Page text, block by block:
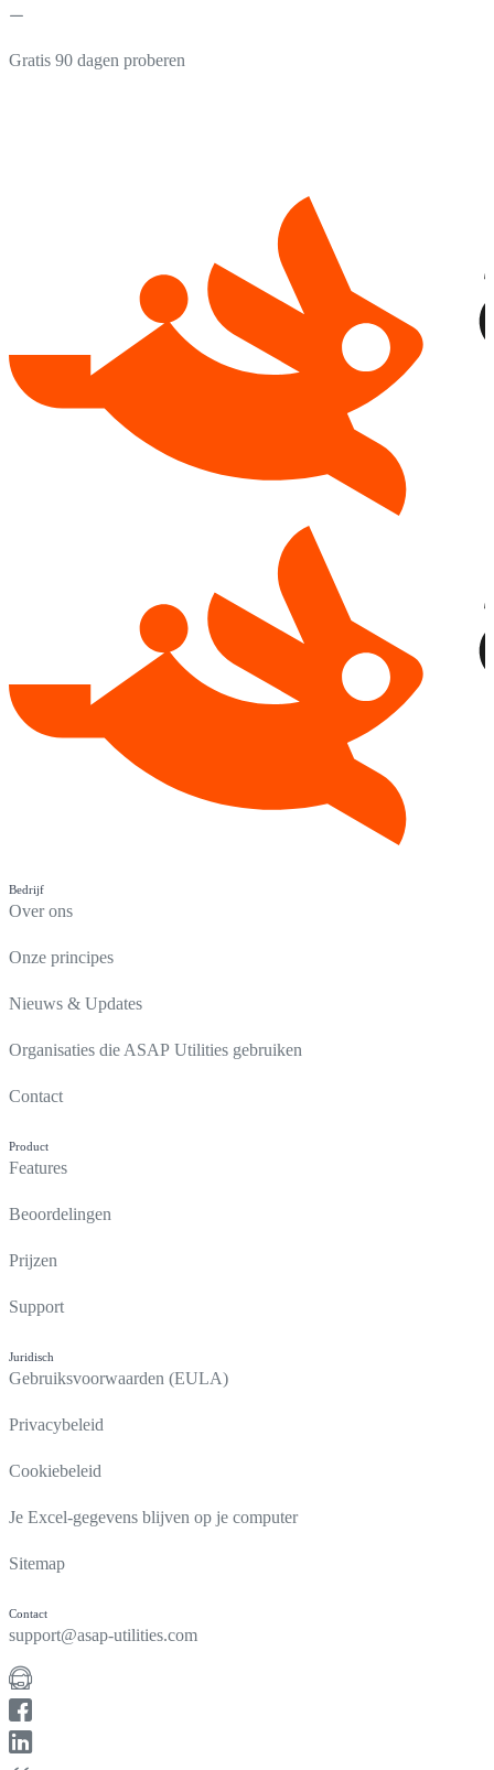
Gratis 90 dagen proberen
Bedrijf
Over ons
Onze principes
Nieuws & Updates
Organisaties die ASAP Utilities gebruiken
Contact
Product
Features
Beoordelingen
Prijzen
Support
Juridisch
Gebruiksvoorwaarden (EULA)
Privacybeleid
Cookiebeleid
Je Excel-gegevens blijven op je computer
Sitemap
Contact
support@asap-utilities.com